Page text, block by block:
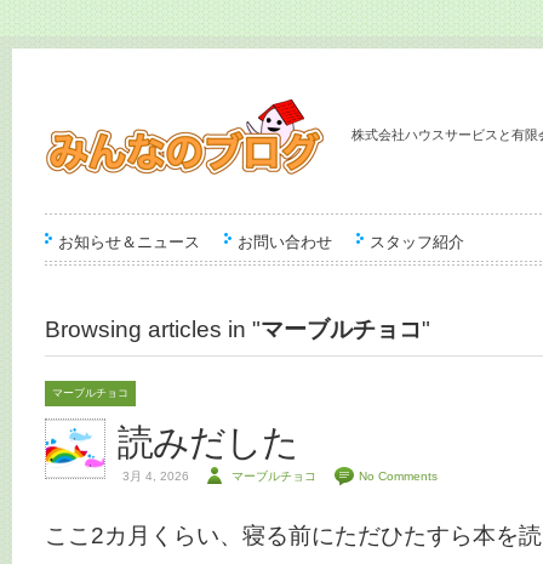
株式会社ハウスサービスと有
お知らせ＆ニュース お問い合わせ スタッフ紹介
Browsing articles in "マーブルチョコ"
マーブルチョコ
読みだした
3月 4, 2026 マーブルチョコ No Comments
ここ2カ月くらい、寝る前にただひたすら本を